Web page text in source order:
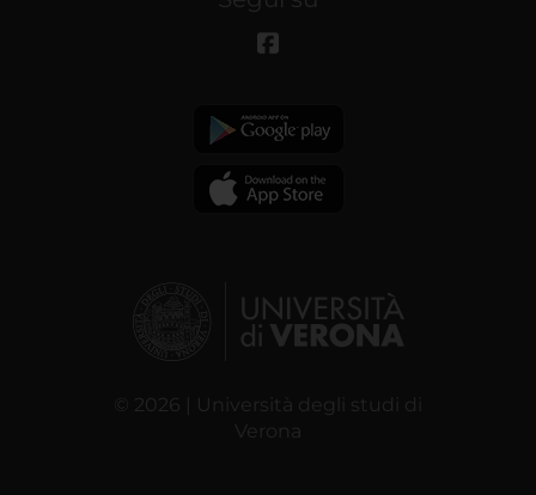
© 2026 | Università degli studi di
Verona